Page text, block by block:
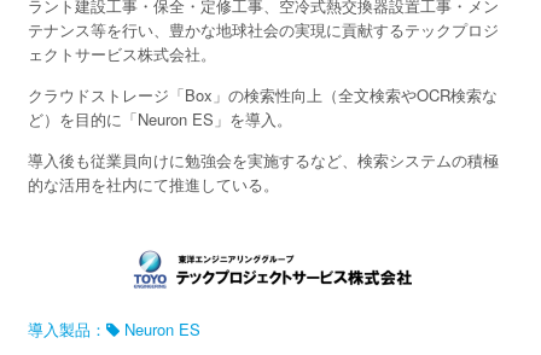
ラント建設工事・保全・定修工事、空冷式熱交換器設置工事・メン
テナンス等を行い、豊かな地球社会の実現に貢献するテックプロジ
ェクトサービス株式会社。
クラウドストレージ「Box」の検索性向上（全文検索やOCR検索な
ど）を目的に「Neuron ES」を導入。
導入後も従業員向けに勉強会を実施するなど、検索システムの積極
的な活用を社内にて推進している。
導入製品：
Neuron ES